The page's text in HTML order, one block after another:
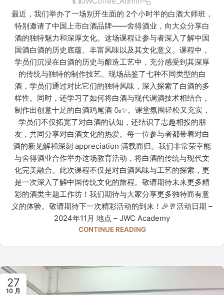
最近，我们举办了一场别开生面的 2个小时半的白酒大师班，
特别邀请了中国上市白酒品牌——舍得酒业，向大众分享白
酒的独特魅力和深厚文化。这场课程让参与者深入了解中国
国酒白酒的历史底蕴、丰富风味以及其文化意义。课程中，
学员们沉浸在白酒的历史与酿造工艺中，充分感受到其深厚
的传统与独特的制作技艺。现场品鉴了七种不同类型的白
酒，学员们通过对比它们的独特风味，深入探索了白酒的多
样性。同时，还学习了如何将白酒与现代调酒技术相结合，
制作出创意十足的白酒鸡尾酒 🍶✨。课堂氛围轻松又充实，
学员们不仅拓宽了对白酒的认知，还结识了志趣相投的朋
友，共同分享对白酒文化的热爱。每一位参与者都带着对白
酒的新见解和深刻 appreciation 满载而归。我们非常荣幸能
与舍得酒业合作举办这场教育活动，将白酒的传统与现代文
化完美融合。此次课程不仅是对白酒风味与工艺的探索，更
是一次深入了解中国传统文化的旅程。敬请期待未来更多精
彩的酒类主题工作坊！我们期待与大家分享更多独特而有意
义的体验。敬请期待下一次精彩活动的到来！🎉🥂活动日期 –
2024年11月 地点 – JWC Academy
CONTINUE READING
27
10 月